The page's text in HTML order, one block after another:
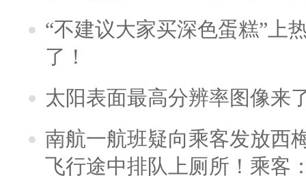
“不建议大家买深色蛋糕”上
了！
太阳表面最高分辨率图像来
南航一航班疑向乘客发放西
飞行途中排队上厕所！乘客